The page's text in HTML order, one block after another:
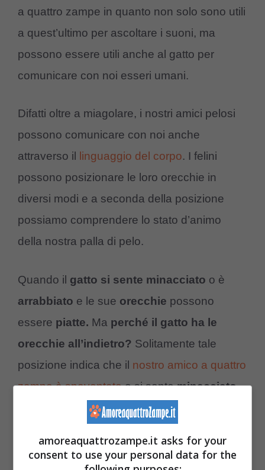
a quattro zampe in quanto non solo sono utili
a quest’ultimo per ascoltare i suoni, ma
possono essere utili anche al gatto per
comunicare con noi esseri umani.
Difatti oltre a miagolare, i nostri amici pelosi
possono comunicare con noi anche
attraverso il
linguaggio del corpo. I felini
possono posizionare le loro orecchie in
diversi modi e a seconda della posizione
possiamo comprendere lo stato d’animo
della nostra palla di pelo.
Quando il gatto si sente minacciato o è
arrabbiato e le sue orecchie possono
essere piatte. Ma perché il gatto ha le
orecchie all’indietro? Solitamente tale
posizione indica che il nostro amico a quattro
zampe è spaventatoo si senteminacciato
da qualcuno o qualcosa.
Tuttavia non è l’unico motivo per cui il nostro
amico peloso tende ad avere le orecchie
amoreaquattrozampe.it asks for your
consent to use your personal data for the